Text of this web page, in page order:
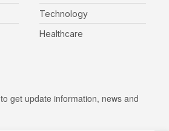
Technology
Healthcare
get update information, news and